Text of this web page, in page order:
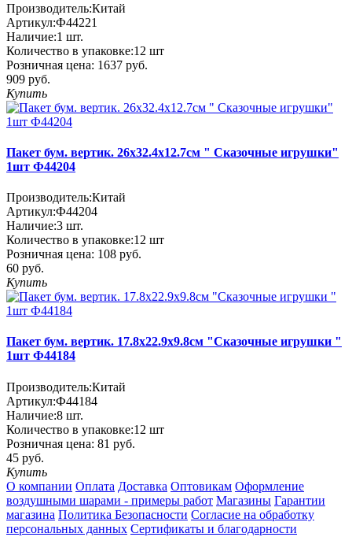
Производитель:Китай
Артикул:Ф44221
Наличие:1 шт.
Количество в упаковке:12 шт
Розничная цена: 1637 руб.
909 руб.
Купить
Пакет бум. вертик. 26х32.4х12.7см " Сказочные игрушки"
1шт Ф44204
Производитель:Китай
Артикул:Ф44204
Наличие:3 шт.
Количество в упаковке:12 шт
Розничная цена: 108 руб.
60 руб.
Купить
Пакет бум. вертик. 17.8х22.9х9.8см "Сказочные игрушки "
1шт Ф44184
Производитель:Китай
Артикул:Ф44184
Наличие:8 шт.
Количество в упаковке:12 шт
Розничная цена: 81 руб.
45 руб.
Купить
О компании Оплата Доставка Оптовикам Оформление
воздушными шарами - примеры работ Магазины Гарантии
магазина Политика Безопасности Согласие на обработку
персональных данных Сертификаты и благодарности